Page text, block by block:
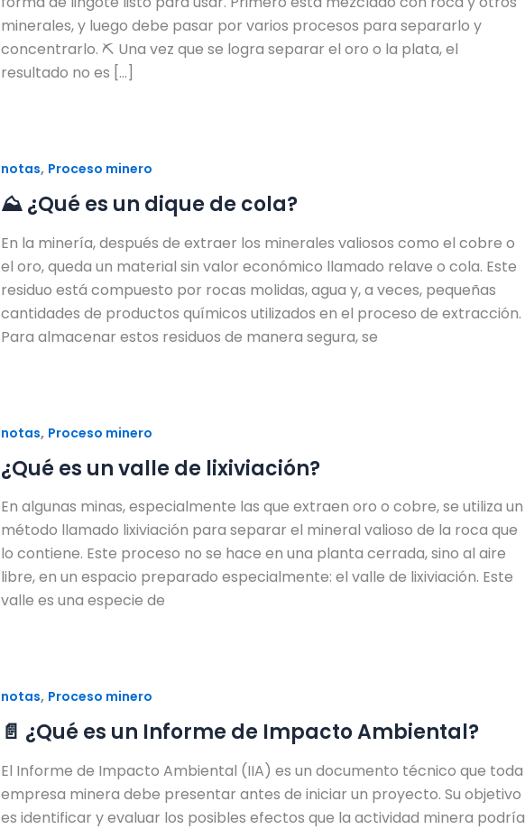
minerales, y luego debe pasar por varios procesos para separarlo y
concentrarlo. ⛏️ Una vez que se logra separar el oro o la plata, el
resultado no es […]
notas, Proceso minero
⛰️ ¿Qué es un dique de cola?
En la minería, después de extraer los minerales valiosos como el cobre o
el oro, queda un material sin valor económico llamado relave o cola. Este
residuo está compuesto por rocas molidas, agua y, a veces, pequeñas
cantidades de productos químicos utilizados en el proceso de extracción.
Para almacenar estos residuos de manera segura, se
notas, Proceso minero
¿Qué es un valle de lixiviación?
En algunas minas, especialmente las que extraen oro o cobre, se utiliza un
método llamado lixiviación para separar el mineral valioso de la roca que
lo contiene. Este proceso no se hace en una planta cerrada, sino al aire
libre, en un espacio preparado especialmente: el valle de lixiviación. Este
valle es una especie de
notas, Proceso minero
📄 ¿Qué es un Informe de Impacto Ambiental?
El Informe de Impacto Ambiental (IIA) es un documento técnico que toda
empresa minera debe presentar antes de iniciar un proyecto. Su objetivo
es identificar y evaluar los posibles efectos que la actividad minera podría